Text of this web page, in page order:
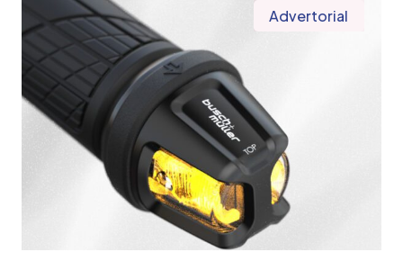
Advertorial